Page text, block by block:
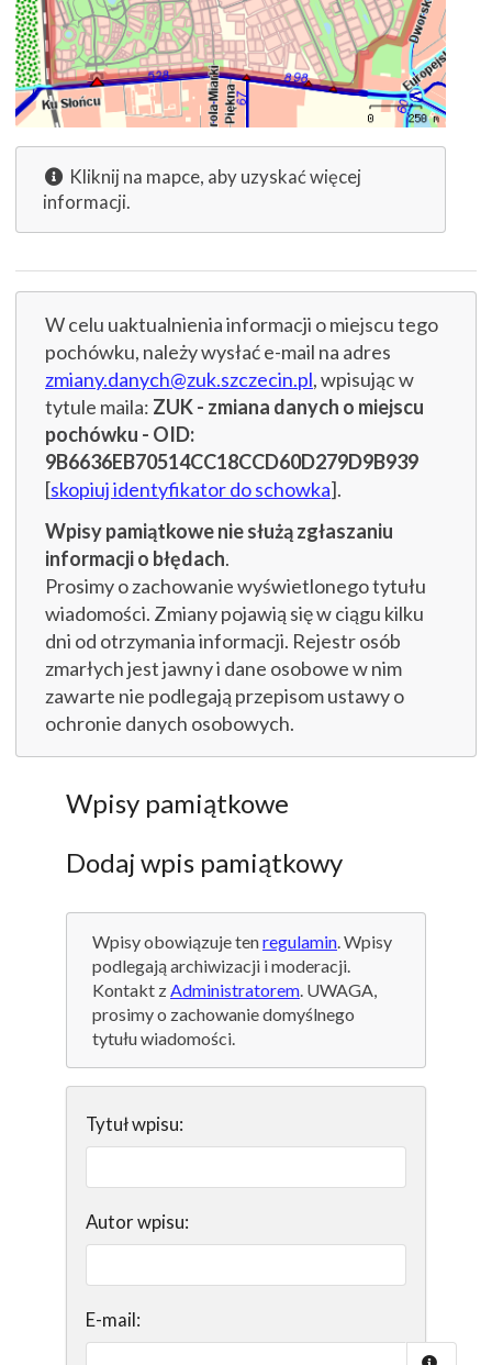
Kliknij na mapce, aby uzyskać więcej
informacji.
W celu uaktualnienia informacji o miejscu tego
pochówku, należy wysłać e-mail na adres
zmiany.danych@zuk.szczecin.pl, wpisując w
tytule maila: ZUK - zmiana danych o miejscu
pochówku - OID:
9B6636EB70514CC18CCD60D279D9B939
[skopiuj identyfikator do schowka].
Wpisy pamiątkowe nie służą zgłaszaniu
informacji o błędach.
Prosimy o zachowanie wyświetlonego tytułu
wiadomości. Zmiany pojawią się w ciągu kilku
dni od otrzymania informacji. Rejestr osób
zmarłych jest jawny i dane osobowe w nim
zawarte nie podlegają przepisom ustawy o
ochronie danych osobowych.
Wpisy pamiątkowe
Dodaj wpis pamiątkowy
Wpisy obowiązuje tenregulamin. Wpisy
podlegają archiwizacji i moderacji.
Kontakt zAdministratorem. UWAGA,
prosimy o zachowanie domyślnego
tytułu wiadomości.
Tytuł wpisu:
Autor wpisu:
E-mail: